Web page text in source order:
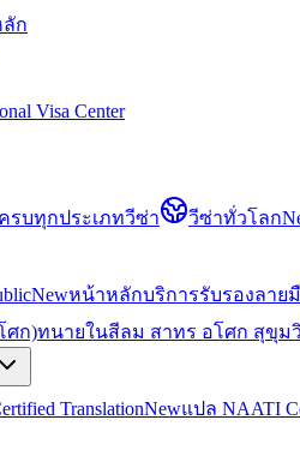
ลัก
Visa Center
รบทุกประเภทวีซ่า วีซ่าทั่วโลก
Newหน้าหลักบริการรับรองลาย
ศก)ทนายในสีลม สาทร อโศก สุขุม
TranslationNewแปล NAATI